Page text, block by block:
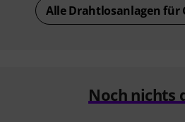
Alle Drahtlosanlagen für
Noch nichts